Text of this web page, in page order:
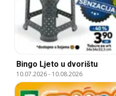
Bingo Ljeto u dvorištu
10.07.2026- 10.08.2026